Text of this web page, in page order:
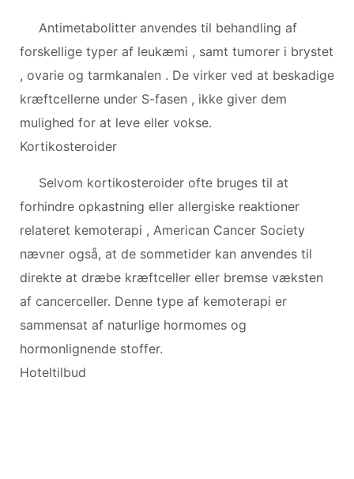
Antimetabolitter anvendes til behandling af
forskellige typer af leukæmi , samt tumorer i brystet
, ovarie og tarmkanalen . De virker ved at beskadige
kræftcellerne under S-fasen , ikke giver dem
mulighed for at leve eller vokse.
Kortikosteroider
Selvom kortikosteroider ofte bruges til at
forhindre opkastning eller allergiske reaktioner
relateret kemoterapi , American Cancer Society
nævner også, at de sommetider kan anvendes til
direkte at dræbe kræftceller eller bremse væksten
af ​​cancerceller. Denne type af kemoterapi er
sammensat af naturlige hormomes og
hormonlignende stoffer.
Hoteltilbud